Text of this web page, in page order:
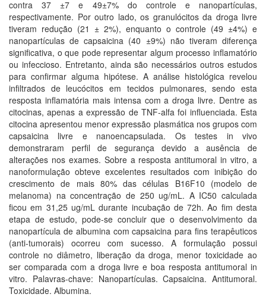
contra 37 ±7 e 49±7% do controle e nanopartículas,
respectivamente. Por outro lado, os granulócitos da droga livre
tiveram redução (21 ± 2%), enquanto o controle (49 ±4%) e
nanopartículas de capsaicina (40 ±9%) não tiveram diferença
significativa, o que pode representar algum processo inflamatório
ou infeccioso. Entretanto, ainda são necessários outros estudos
para confirmar alguma hipótese. A análise histológica revelou
infiltrados de leucócitos em tecidos pulmonares, sendo esta
resposta inflamatória mais intensa com a droga livre. Dentre as
citocinas, apenas a expressão de TNF-alfa foi influenciada. Esta
citocina apresentou menor expressão plasmática nos grupos com
capsaicina livre e nanoencapsulada. Os testes in vivo
demonstraram perfil de segurança devido a ausência de
alterações nos exames. Sobre a resposta antitumoral in vitro, a
nanoformulação obteve excelentes resultados com inibição do
crescimento de mais 80% das células B16F10 (modelo de
melanoma) na concentração de 250 ug/mL. A IC50 calculada
ficou em 31,25 ug/mL durante incubação de 72h. Ao fim desta
etapa de estudo, pode-se concluir que o desenvolvimento da
nanopartícula de albumina com capsaicina para fins terapêuticos
(anti-tumorais) ocorreu com sucesso. A formulação possui
controle no diâmetro, liberação da droga, menor toxicidade ao
ser comparada com a droga livre e boa resposta antitumoral in
vitro. Palavras-chave: Nanopartículas. Capsaicina. Antitumoral.
Toxicidade. Albumina.